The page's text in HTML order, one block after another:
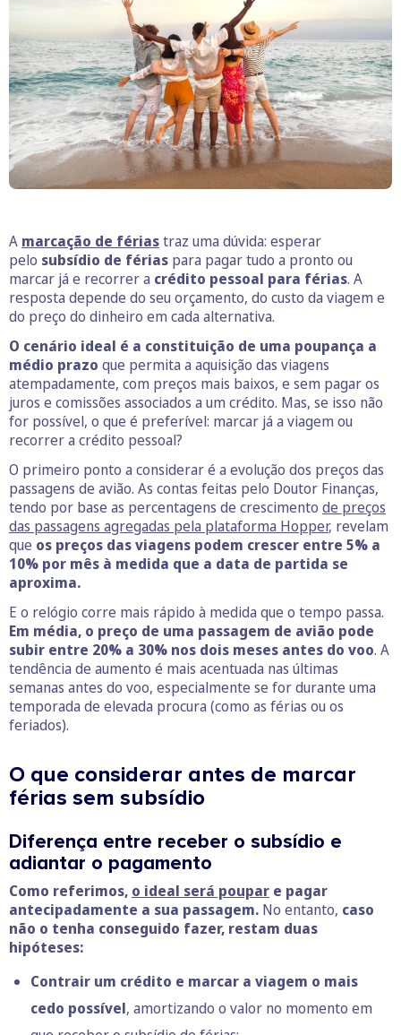
A marcação de fériastraz uma dúvida: esperar
pelo subsídio de férias para pagar tudo a pronto ou
marcar já e recorrer a crédito pessoal para férias. A
resposta depende do seu orçamento, do custo da viagem e
do preço do dinheiro em cada alternativa.
O cenário ideal é a constituição de uma poupança a
médio prazo que permita a aquisição das viagens
atempadamente, com preços mais baixos, e sem pagar os
juros e comissões associados a um crédito. Mas, se isso não
for possível, o que é preferível: marcar já a viagem ou
recorrer a crédito pessoal?
O primeiro ponto a considerar é a evolução dos preços das
passagens de avião. As contas feitas pelo Doutor Finanças,
tendo por base as percentagens de crescimento de preços
das passagens agregadas pela plataforma Hopper, revelam
que os preços das viagens podem crescer entre 5% a
10% por mês à medida que a data de partida se
aproxima.
E o relógio corre mais rápido à medida que o tempo passa.
Em média, o preço de uma passagem de avião pode
subir entre 20% a 30% nos dois meses antes do voo. A
tendência de aumento é mais acentuada nas últimas
semanas antes do voo, especialmente se for durante uma
temporada de elevada procura (como as férias ou os
feriados).
O que considerar antes de marcar
férias sem subsídio
Diferença entre receber o subsídio e
adiantar o pagamento
Como referimos, o ideal será poupar e pagar
antecipadamente a sua passagem. No entanto, caso
não o tenha conseguido fazer, restam duas
hipóteses:
Contrair um crédito e marcar a viagem o mais
cedo possível, amortizando o valor no momento em